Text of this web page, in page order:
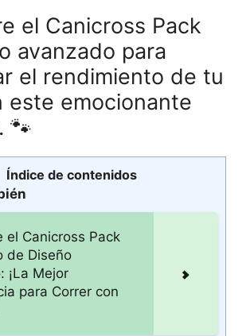
el Canicross Pack
avanzado para
el rendimiento de tu
este emocionante
🐾
Índice de contenidos
el Canicross Pack
de Diseño
¡La Mejor
para Correr con